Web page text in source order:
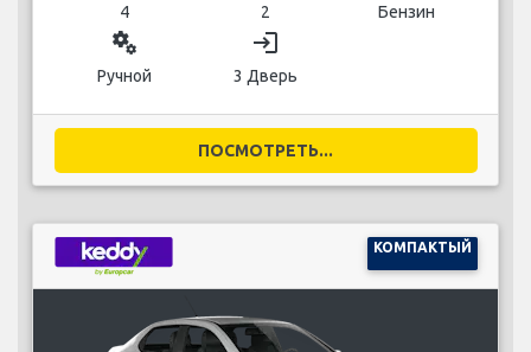
4 2 Бензин
miscellaneous_services
Ручной
login
3 Дверь
ПОСМОТРЕТЬ...
КОМПАКТЫЙ